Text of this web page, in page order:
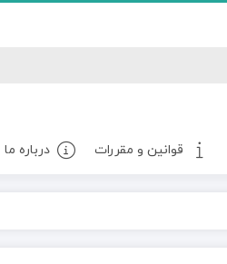
قوانین و مقررات درباره ما